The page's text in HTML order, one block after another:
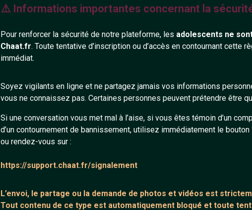
⚠️ Informations importantes concernant la
Pour renforcer la sécurité de notre plateforme, les adolescents ne
Chaat.fr. Toute tentative d’inscription ou d’accès en contournant cette
immédiat.
Soyez vigilants en ligne et ne partagez jamais vos informations
vous ne connaissez pas. Certaines personnes peuvent prétendre être
Si une conversation vous met mal à l’aise, si vous êtes témoin d’un
d’un contournement de bannissement, utilisez immédiatement le bouton
ou rendez-vous sur :
https://support.chaat.fr/signalement
L’envoi, le partage ou la demande de photos et vidéos est
Tout contenu de ce type est automatiquement bloqué et toute
Saby777 Cathy17 _Barbu
HommeRouen djmick